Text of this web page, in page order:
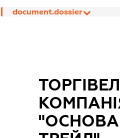
document.dossier